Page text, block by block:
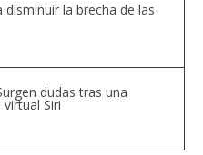
la brecha de las
dudas tras una
Siri